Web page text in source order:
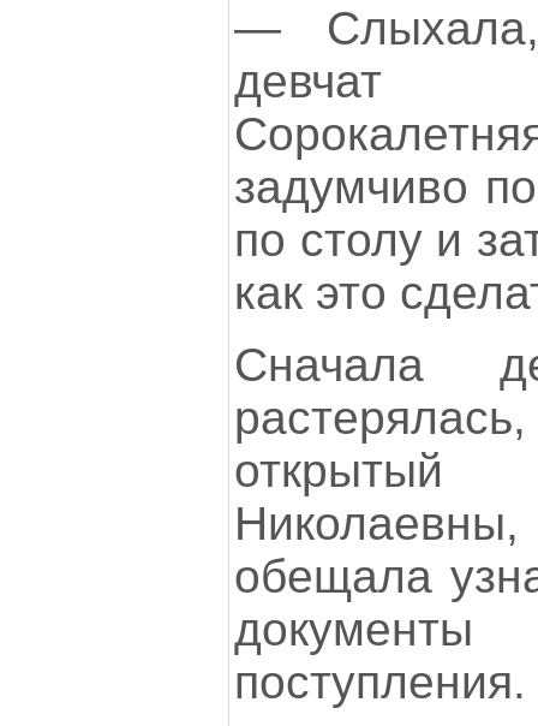
—
девчат
задумчиво
по столу и
как это
Сначала
обещала
поступления.